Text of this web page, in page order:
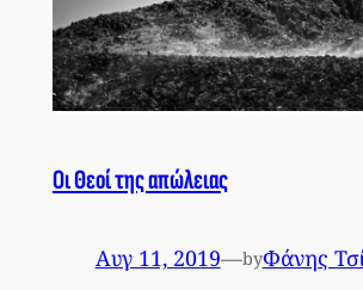
Οι Θεοί της απώλειας
Αυγ 11, 2019—byΦάνης